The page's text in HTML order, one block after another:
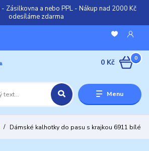
Zásilkovna a nebo PPL - Nákup nad 2000 Kč
odesíláme zdarma
Menu
0
0 Kč
Dámské kalhotky do pasu s krajkou 6911 bílé